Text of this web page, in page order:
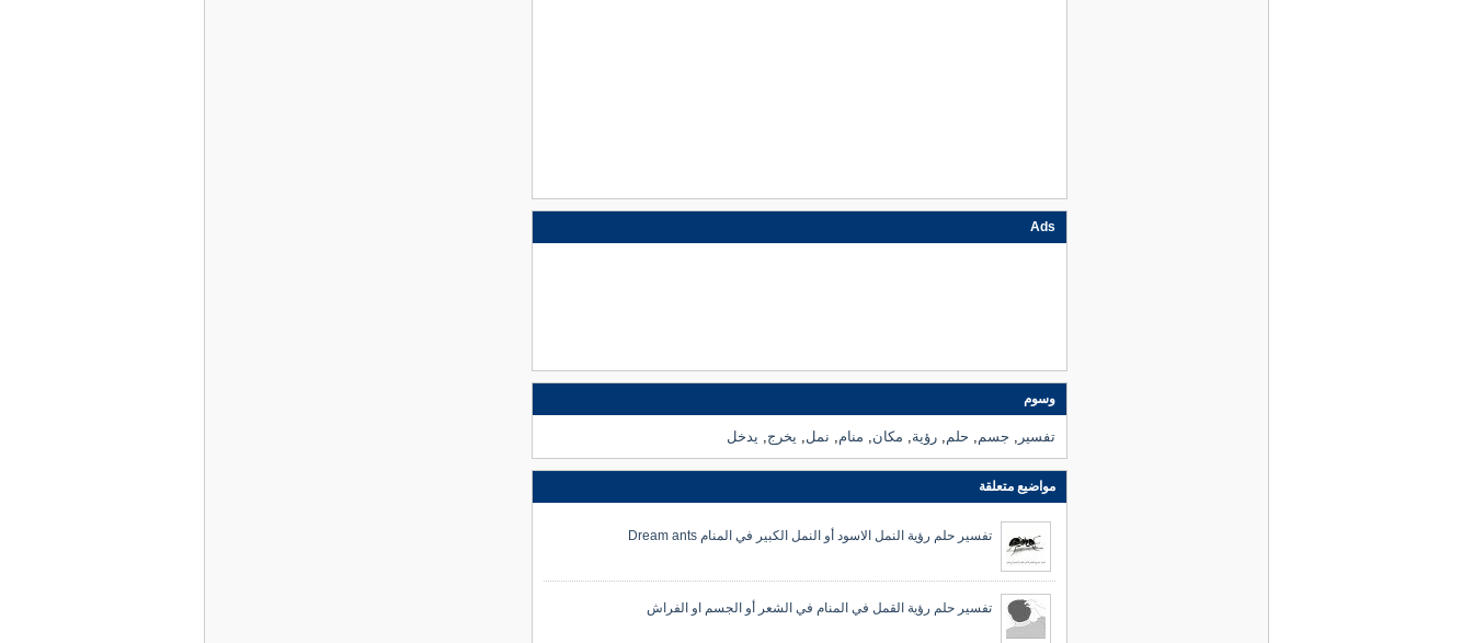
Ads
وسوم
تفسير , جسم, حلم, رؤية, مكان, منام, نمل, يخرج, يدخل
مواضيع متعلقة
تفسير حلم رؤية النمل الاسود أو النمل الكبير في المنام Dream ants
تفسير حلم رؤية القمل في المنام في الشعر أو الجسم او الفراش